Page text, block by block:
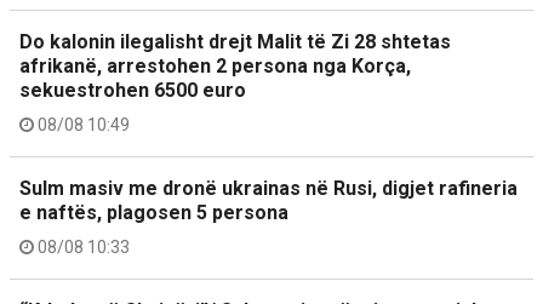
Do kalonin ilegalisht drejt Malit të Zi 28 shtetas
afrikanë, arrestohen 2 persona nga Korça,
sekuestrohen 6500 euro
08/08 10:49
Sulm masiv me dronë ukrainas në Rusi, digjet rafineria
e naftës, plagosen 5 persona
08/08 10:33